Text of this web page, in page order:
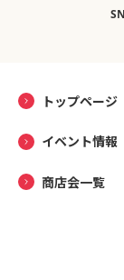
トップページ
イベント情報
商店会一覧